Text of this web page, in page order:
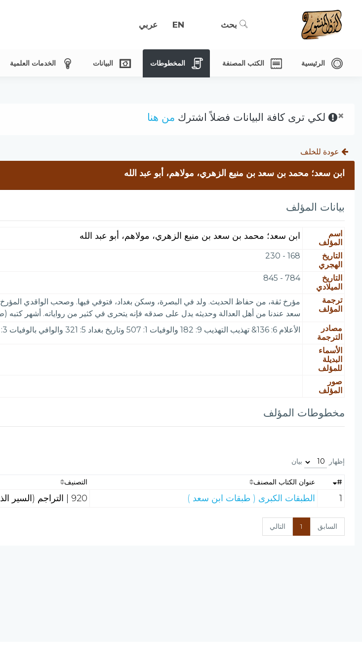
بحث EN عربي
الرئيسية الكتب المصنفة المخطوطات البيانات الخدمات العلمية
× لكي ترى كافة البيانات فضلاً اشترك من هنا
عودة للخلف
ابن سعد؛ محمد بن سعد بن منيع الزهري، مولاهم، أبو عبد الله
بيانات المؤلف
اسم
المؤلف
ابن سعد؛ محمد بن سعد بن منيع الزهري، مولاهم، أبو عبد الله
التاريخ
الهجري
168 - 230
التاريخ
الميلادي
784 - 845
ترجمة
المؤلف
مؤرخ ثقة، من حفاظ الحديث. ولد في البصرة، وسكن بغداد، فتوفي فيها. وصحب الواقدي
سعد عندنا من أهل العدالة وحديثه يدل على صدقه فإنه يتحرى في كثير من رواياته. أشهر
مصادر
الترجمة
الأعلام 6: 136& تهذيب التهذيب 9: 182 والوفيات 1: 507 وتاريخ بغداد 5: 321 والوافي بالوفيات 3: 88 و Brock 1: 142 (136) S 1: 208
الأسماء
البديلة
للمؤلف
صور
المؤلف
مخطوطات المؤلف
إظهار بيان
# عنوان الكتاب المصنف التصنيف
1 الطبقات الكبرى ( طبقات ابن سعد ) 920 | التراجم (السير الذاتية)
السابق 1 التالي